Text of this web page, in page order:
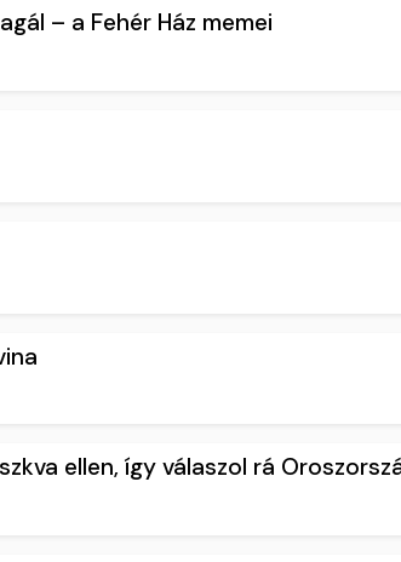
– a Fehér Ház memei
ellen, így válaszol rá